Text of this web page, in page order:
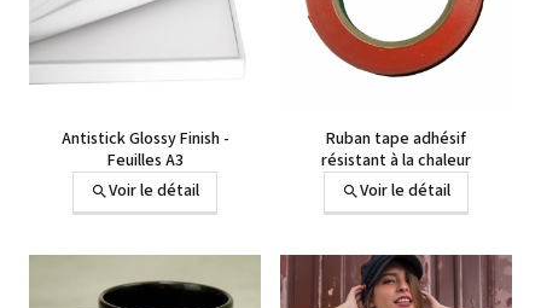
Antistick Glossy Finish -
Feuilles A3
Voir le détail
Ruban tape adhésif
résistant à la chaleur
Voir le détail